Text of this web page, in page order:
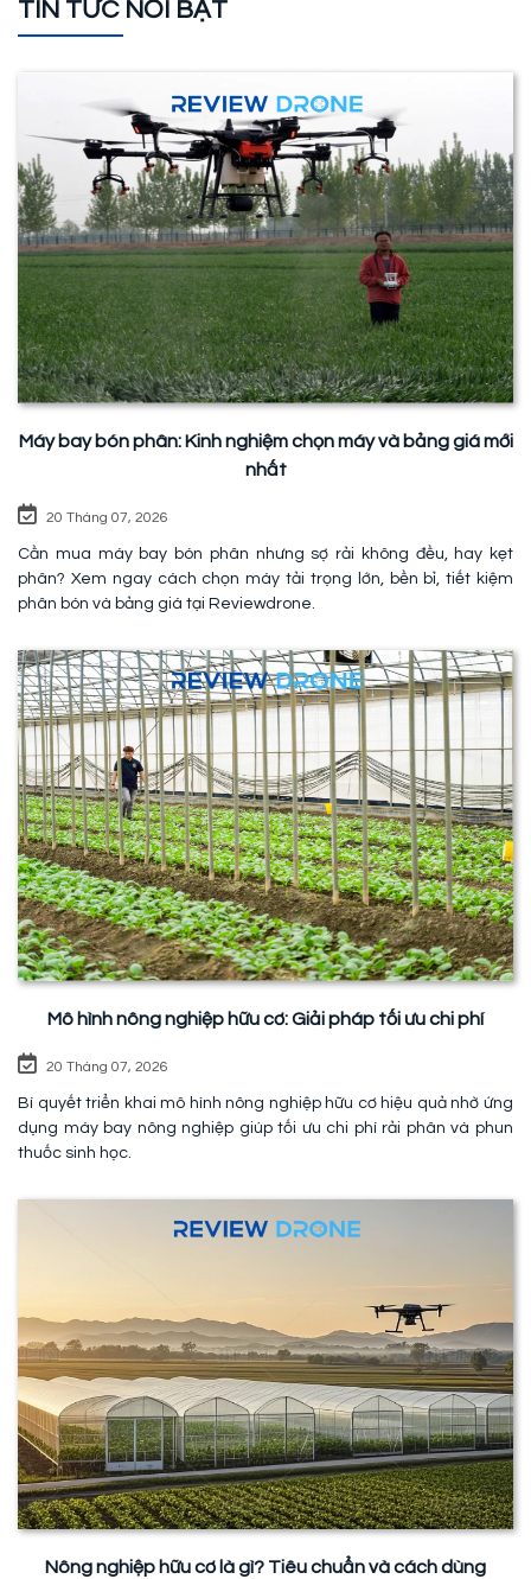
TIN TỨC NỔI BẬT
Máy bay bón phân: Kinh nghiệm chọn máy và bảng giá mới
nhất
20 Tháng 07, 2026
Cần mua máy bay bón phân nhưng sợ rải không đều, hay kẹt
phân? Xem ngay cách chọn máy tải trọng lớn, bền bỉ, tiết kiệm
phân bón và bảng giá tại Reviewdrone.
Mô hình nông nghiệp hữu cơ: Giải pháp tối ưu chi phí
20 Tháng 07, 2026
Bí quyết triển khai mô hình nông nghiệp hữu cơ hiệu quả nhờ ứng
dụng máy bay nông nghiệp giúp tối ưu chi phí rải phân và phun
thuốc sinh học.
Nông nghiệp hữu cơ là gì? Tiêu chuẩn và cách dùng